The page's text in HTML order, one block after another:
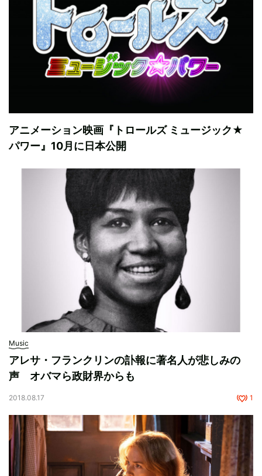
アニメーション映画『トロールズ ミュージック★
パワー』10月に日本公開
Music
アレサ・フランクリンの訃報に著名人が悲しみの
声 オバマら政財界からも
2018.08.17 1